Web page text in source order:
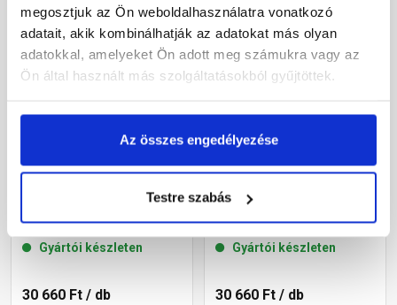
megosztjuk az Ön weboldalhasználatra vonatkozó
adatait, akik kombinálhatják az adatokat más olyan
adatokkal, amelyeket Ön adott meg számukra vagy az
Ön által használt más szolgáltatásokból gyűjtöttek.
Az összes engedélyezése
Testre szabás
Thermomaster szilikon
mm 64-C 25 kg
Gyártói készleten
30 660 Ft / db
Thermomaster szilikon
mm 19-F 25 kg
Gyártói készleten
30 660 Ft / db